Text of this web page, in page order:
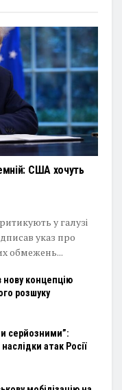
США хочуть
у галузі
указ про
обмежень...
концепцію
розшуку
серйозними”:
атак Росії